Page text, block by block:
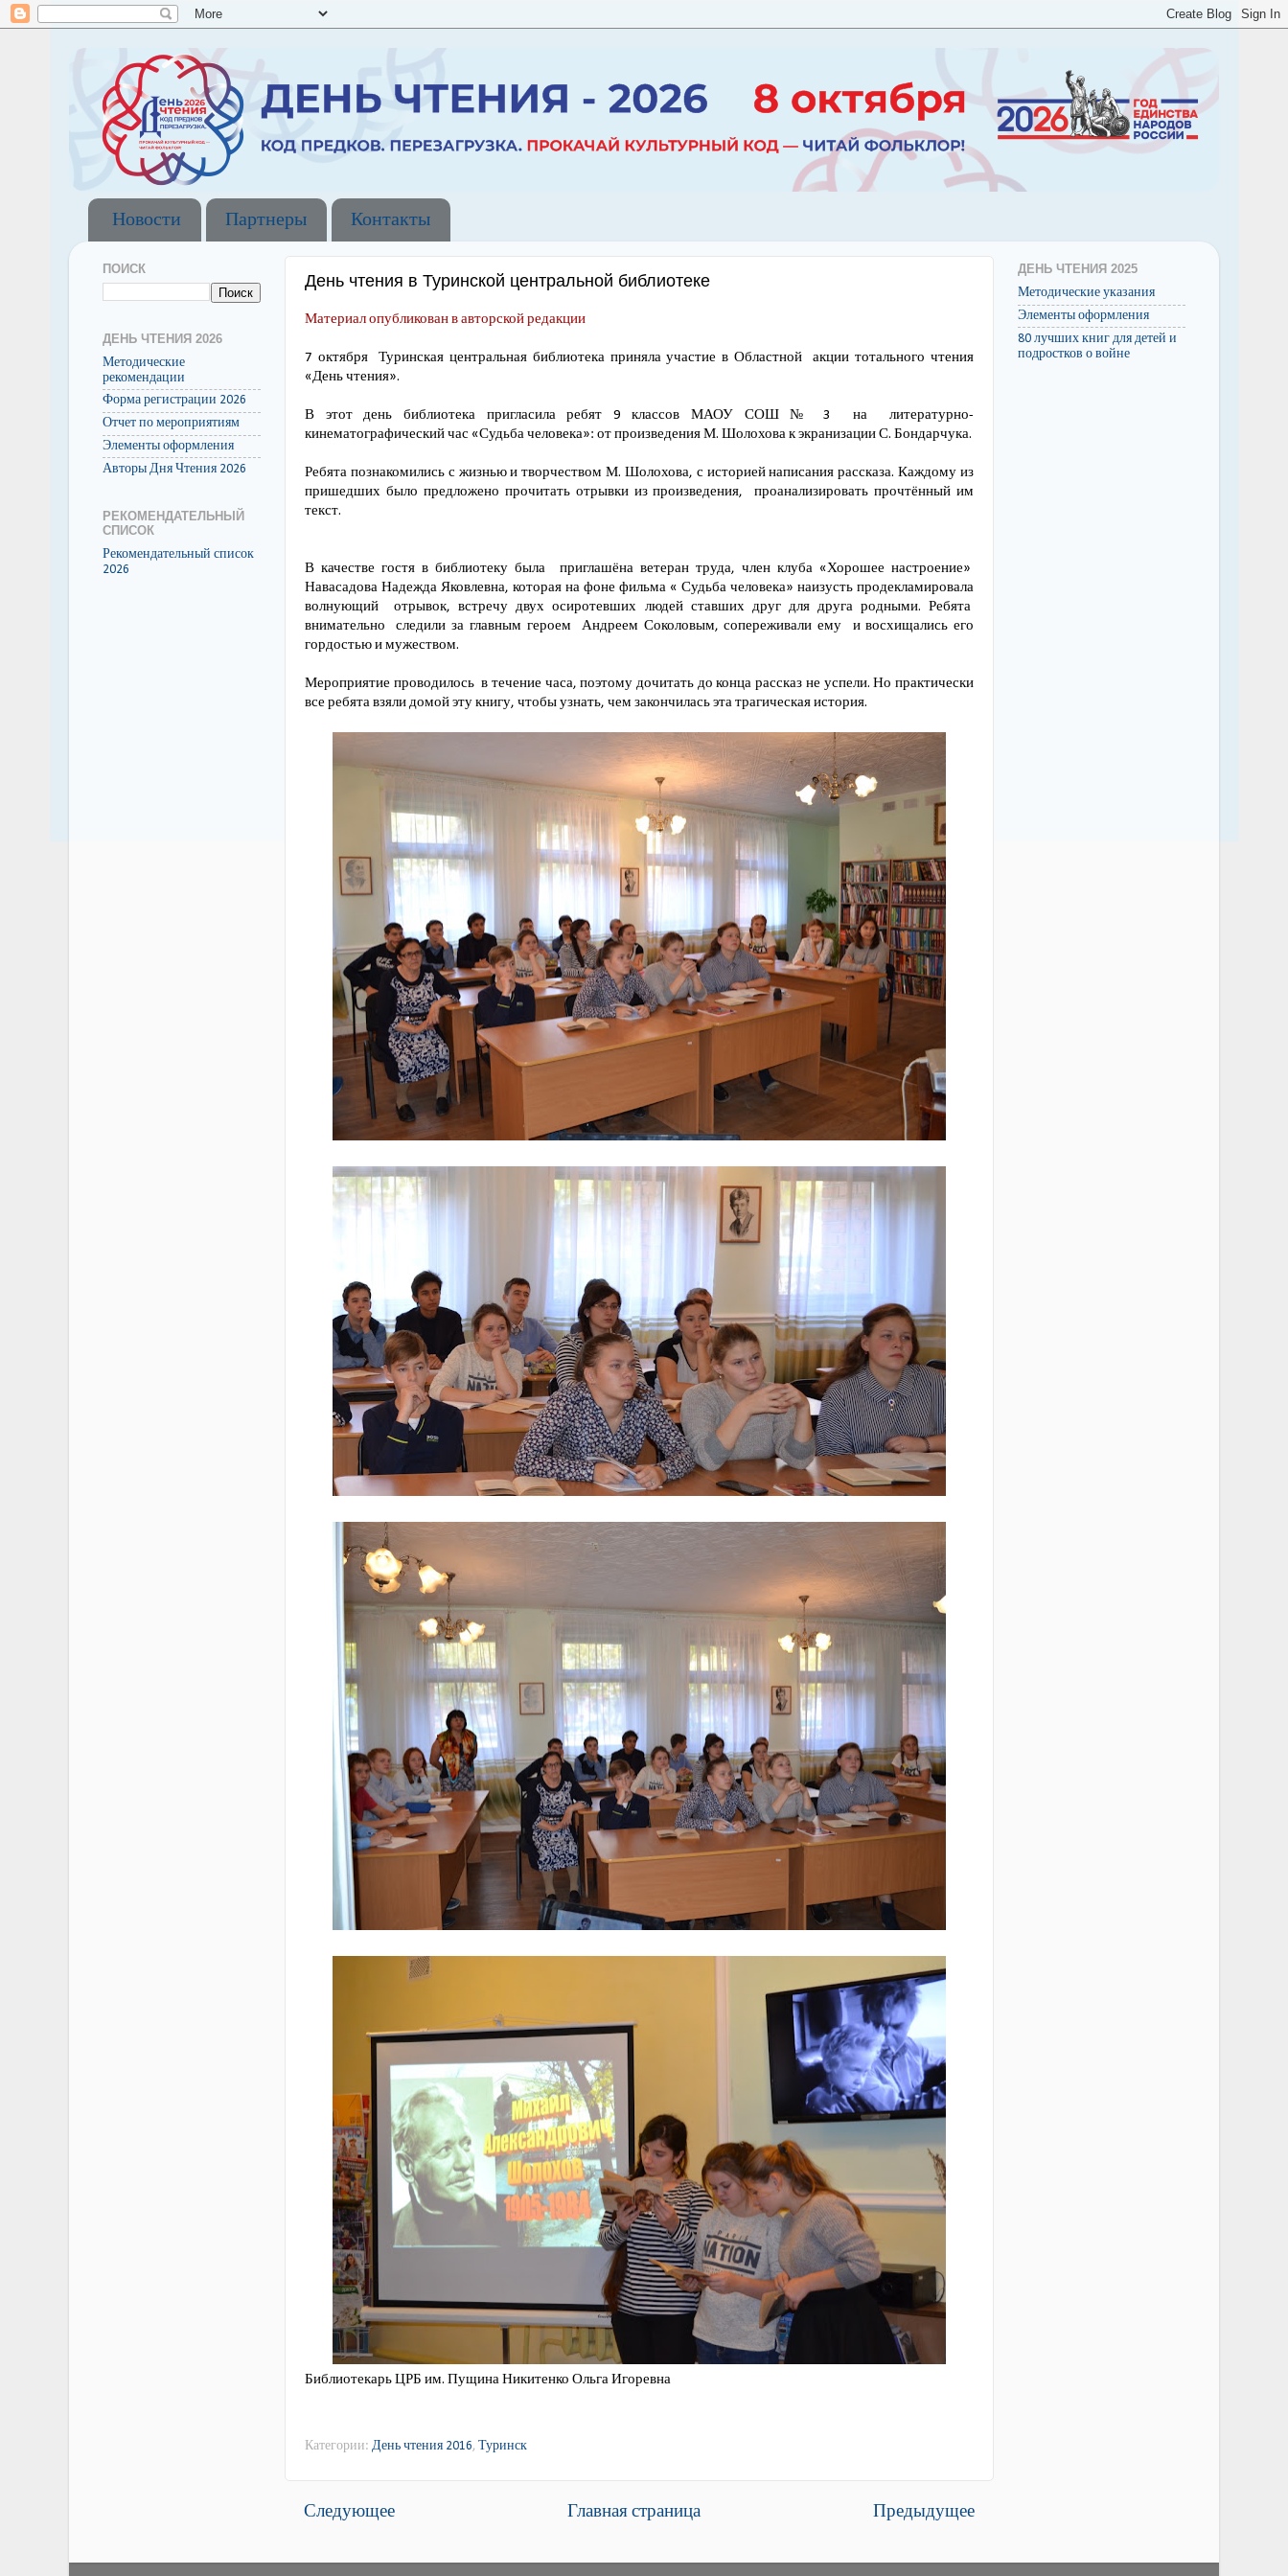
Новости Партнеры Контакты
День чтения в Туринской центральной библиотеке
Материал опубликован в авторской редакции
7 октября Туринская центральная библиотека приняла участие в Областной акции тотального чтения
«День чтения».
В этот день библиотека пригласила ребят 9 классов МАОУ СОШ № 3 на литературно-
кинематографический час «Судьба человека»: от произведения М. Шолохова к экранизации С. Бондарчука.
Ребята познакомились с жизнью и творчеством М. Шолохова, с историей написания рассказа. Каждому из
пришедших было предложено прочитать отрывки из произведения, проанализировать прочтённый им
текст.
В качестве гостя в библиотеку была приглашёна ветеран труда, член клуба «Хорошее настроение»
Навасадова Надежда Яковлевна, которая на фоне фильма « Судьба человека» наизусть продекламировала
волнующий отрывок, встречу двух осиротевших людей ставших друг для друга родными. Ребята
внимательно следили за главным героем Андреем Соколовым, сопереживали ему и восхищались его
гордостью и мужеством.
Мероприятие проводилось в течение часа, поэтому дочитать до конца рассказ не успели. Но практически
все ребята взяли домой эту книгу, чтобы узнать, чем закончилась эта трагическая история.
Библиотекарь ЦРБ им. Пущина Никитенко Ольга Игоревна
Категории: День чтения 2016, Туринск
Следующее Предыдущее
Главная страница
ПОИСК
ДЕНЬ ЧТЕНИЯ 2026
Методические
рекомендации
Форма регистрации 2026
Отчет по мероприятиям
Элементы оформления
Авторы Дня Чтения 2026
РЕКОМЕНДАТЕЛЬНЫЙ
СПИСОК
Рекомендательный список
2026
ДЕНЬ ЧТЕНИЯ 2025
Методические указания
Элементы оформления
80 лучших книг для детей и
подростков о войне